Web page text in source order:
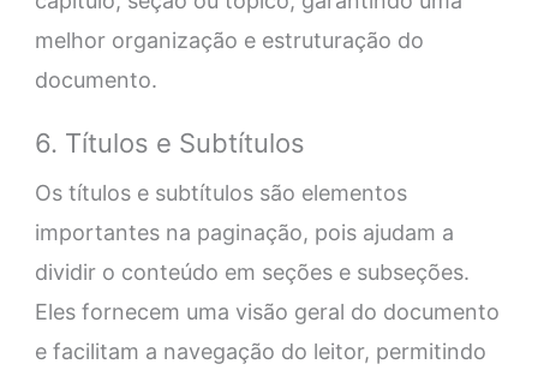
melhor organização e estruturação do
documento.
6. Títulos e Subtítulos
Os títulos e subtítulos são elementos
importantes na paginação, pois ajudam a
dividir o conteúdo em seções e subseções.
Eles fornecem uma visão geral do documento
e facilitam a navegação do leitor, permitindo